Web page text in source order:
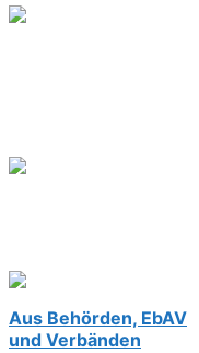
Aus Behörden, EbAV
und Verbänden